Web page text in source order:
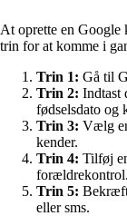
At oprette en Google
trin for at komme i
Trin 1: Gå til
Trin 2: Indtast
fødselsdato og
Trin 3: Vælg
kender.
Trin 4: Tilføj
forældrekontrol.
Trin 5: Bekræft
eller sms.